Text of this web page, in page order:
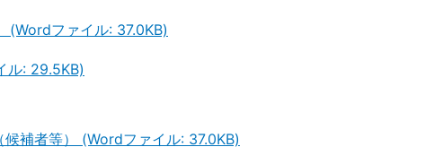
(Wordファイル: 37.0KB)
ル: 29.5KB)
候補者等） (Wordファイル: 37.0KB)